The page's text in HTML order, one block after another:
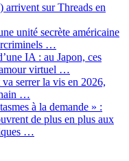
arrivent sur Threads en
unité secrète américaine
…
IA : au Japon, ces
virtuel …
serrer la vis en 2026,
…
à la demande » :
de plus en plus aux
…